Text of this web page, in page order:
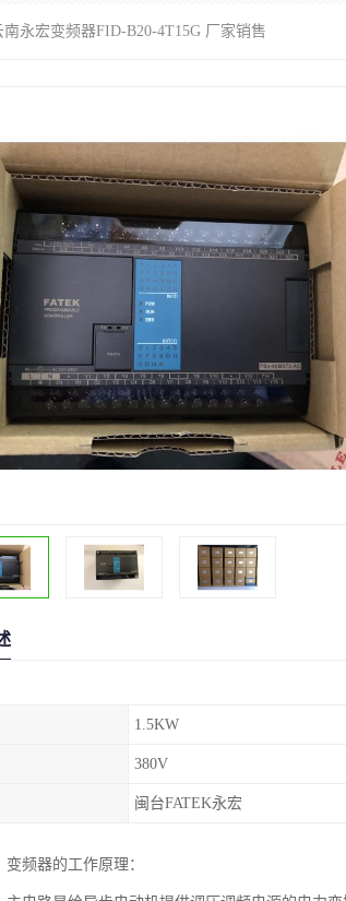
南永宏变频器FID-B20-4T15G 厂家销售
1.5KW
380V
闽台FATEK永宏
变频器的工作原理：